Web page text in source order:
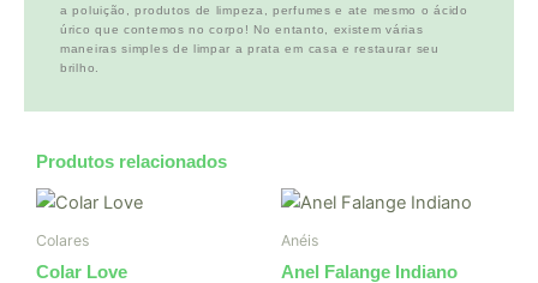
a poluição, produtos de limpeza, perfumes e ate mesmo o ácido
úrico que contemos no corpo! No entanto, existem várias
maneiras simples de limpar a prata em casa e restaurar seu
brilho.
Produtos relacionados
Colares
Colar Love
Anéis
Anel Falange Indiano